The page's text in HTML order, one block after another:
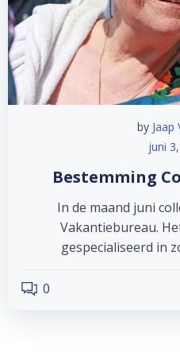
by Jaap
juni
Bestemming
In de maand juni
Vakantiebureau.
gespecialiseerd in
0